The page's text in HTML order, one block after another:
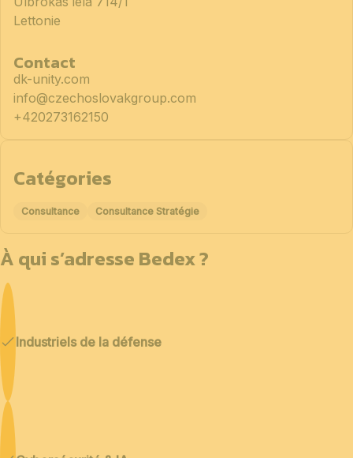
Lettonie
Contact
dk-unity.com
info@czechoslovakgroup.com
+420273162150
Catégories
Consultance Consultance Stratégie
À qui s’adresse Bedex ?
Industriels de la défense